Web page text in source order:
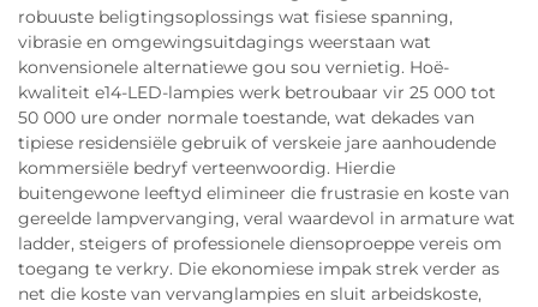
robuuste beligtingsoplossings wat fisiese spanning,
vibrasie en omgewingsuitdagings weerstaan wat
konvensionele alternatiewe gou sou vernietig. Hoë-
kwaliteit e14-LED-lampies werk betroubaar vir 25 000 tot
50 000 ure onder normale toestande, wat dekades van
tipiese residensiële gebruik of verskeie jare aanhoudende
kommersiële bedryf verteenwoordig. Hierdie
buitengewone leeftyd elimineer die frustrasie en koste van
gereelde lampvervanging, veral waardevol in armature wat
ladder, steigers of professionele diensoproeppe vereis om
toegang te verkry. Die ekonomiese impak strek verder as
net die koste van vervanglampies en sluit arbeidskoste,